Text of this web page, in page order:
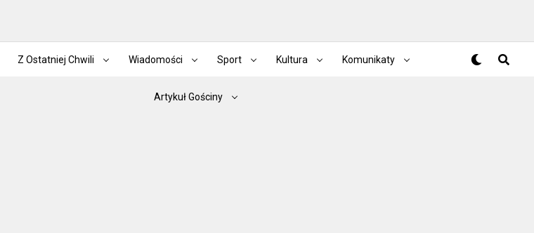
Z Ostatniej Chwili Wiadomości Sport Kultura Komunikaty
Artykuł Gościny